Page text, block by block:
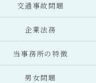
交通事故問題
企業法務
当事務所の特徴
男女問題